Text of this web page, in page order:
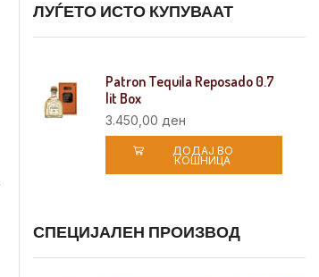
ЛУЃЕТО ИСТО КУПУВААТ
Patron Tequila Reposado 0.7
lit Box
3.450,00 ден
ДОДАЈ ВО
КОШНИЦА
СПЕЦИЈАЛЕН ПРОИЗВОД